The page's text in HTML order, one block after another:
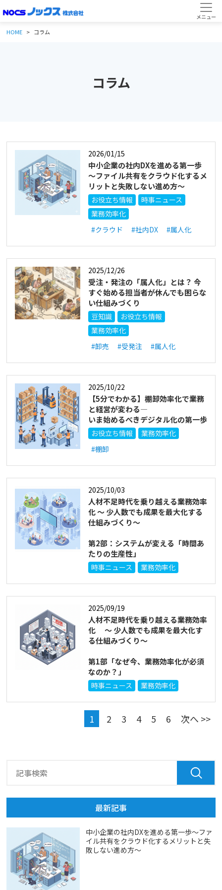
HOME コラム
コラム
2026/01/15
中小企業の社内DXを進める第一歩
～ファイル共有をクラウド化するメ
リットと失敗しない進め方～
お役立ち情報
時事ニュース
業務効率化
#クラウド
#社内DX #属人化
2025/12/26
受注・発注の「属人化」とは？ 今
すぐ始める担当者が休んでも困らな
い仕組みづくり
豆知識
お役立ち情報
業務効率化
#卸売
#受発注 #属人化
2025/10/22
【5分でわかる】棚卸効率化で業務
と経営が変わる―
いま始めるべきデジタル化の第一歩
お役立ち情報
業務効率化
#棚卸
2025/10/03
人材不足時代を乗り越える業務効率
化 ～ 少人数でも成果を最大化する
仕組みづくり～
第2部：システムが変える「時間あ
たりの生産性」
時事ニュース 業務効率化
2025/09/19
人材不足時代を乗り越える業務効率
化 ～ 少人数でも成果を最大化す
る仕組みづくり～
第1部「なぜ今、業務効率化が必須
なのか？」
時事ニュース 業務効率化
1 2 3 4 5 6 次へ >>
最新記事
中小企業の社内DXを進める第一歩～ファ
イル共有をクラウド化するメリットと失
敗しない進め方～